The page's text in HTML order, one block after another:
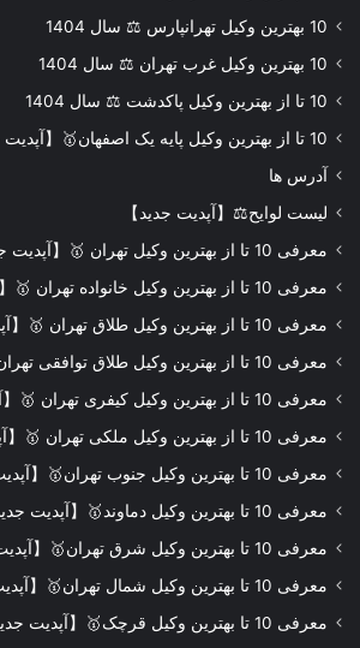
10 بهترین وکیل تهرانپارس ⚖️ سال 1404
10 بهترین وکیل غرب تهران ⚖️ سال 1404
10 تا از بهترین وکیل پاکدشت ⚖️ سال 1404
10 تا از بهترین وکیل پایه یک اصفهان🥇【آپدیت جدید】⚖️
آدرس ها
لیست لوایح⚖️【آپدیت جدید】
معرفی 10 تا از بهترین وکیل تهران 🥇【آپدیت جدید】⚖️
معرفی 10 تا از بهترین وکیل خانواده تهران 🥇【آپدیت جدید】⚖️
معرفی 10 تا از بهترین وکیل طلاق تهران 🥇【آپدیت جدید】⚖️
معرفی 10 تا از بهترین وکیل طلاق توافقی تهران 🥇【آپدیت جدید】⚖️
معرفی 10 تا از بهترین وکیل کیفری تهران 🥇【آپدیت جدید】⚖️
معرفی 10 تا از بهترین وکیل ملکی تهران 🥇【آپدیت جدید】⚖️
معرفی 10 تا بهترین وکیل جنوب تهران🥇【آپدیت جدید】⚖️
معرفی 10 تا بهترین وکیل دماوند🥇【آپدیت جدید】⚖️
معرفی 10 تا بهترین وکیل شرق تهران🥇【آپدیت جدید】⚖️
معرفی 10 تا بهترین وکیل شمال تهران🥇【آپدیت جدید】⚖️
معرفی 10 تا بهترین وکیل قرچک🥇【آپدیت جدید】⚖️